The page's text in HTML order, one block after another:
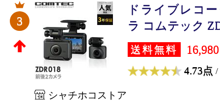
3
ドライブレコ
ラ コムテック
送料無料
4.73点 /
シャチホコストア